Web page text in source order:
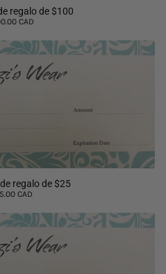
regalo de $100
CAD
regalo de $25
CAD